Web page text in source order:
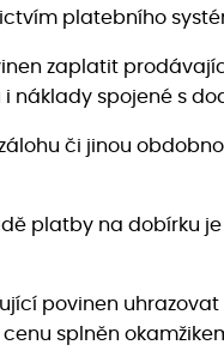
platebního
zaplatit
náklady spojené s
či jinou
platby na dobírku
povinen
splněn